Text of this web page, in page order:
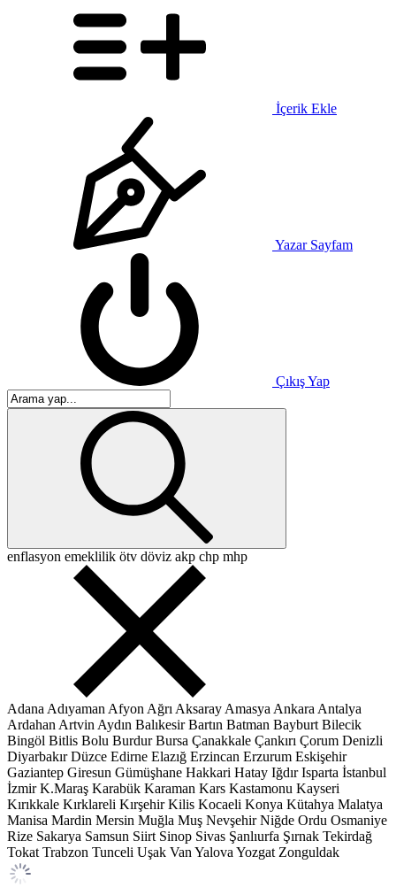
İçerik Ekle
Yazar Sayfam
Çıkış Yap
enflasyon emeklilik ötv döviz akp chp mhp
Adana Adıyaman Afyon Ağrı Aksaray Amasya Ankara Antalya
Ardahan Artvin Aydın Balıkesir Bartın Batman Bayburt Bilecik
Bingöl Bitlis Bolu Burdur Bursa Çanakkale Çankırı Çorum Denizli
Diyarbakır Düzce Edirne Elazığ Erzincan Erzurum Eskişehir
Gaziantep Giresun Gümüşhane Hakkari Hatay Iğdır Isparta İstanbul
İzmir K.Maraş Karabük Karaman Kars Kastamonu Kayseri
Kırıkkale Kırklareli Kırşehir Kilis Kocaeli Konya Kütahya Malatya
Manisa Mardin Mersin Muğla Muş Nevşehir Niğde Ordu Osmaniye
Rize Sakarya Samsun Siirt Sinop Sivas Şanlıurfa Şırnak Tekirdağ
Tokat Trabzon Tunceli Uşak Van Yalova Yozgat Zonguldak